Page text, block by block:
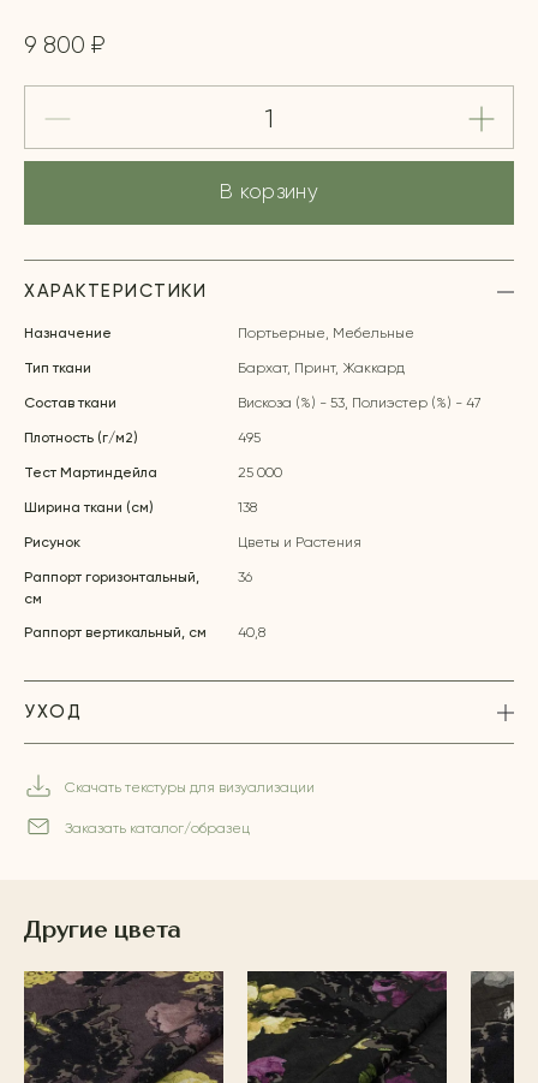
9 800 ₽
В корзину
ХАРАКТЕРИСТИКИ
Назначение Портьерные, Мебельные
Тип ткани Бархат, Принт, Жаккард
Состав ткани Вискоза (%) - 53, Полиэстер (%) - 47
Плотность (г/м2) 495
Тест Мартиндейла 25 000
Ширина ткани (см) 138
Рисунок Цветы и Растения
Раппорт горизонтальный,
см
36
Раппорт вертикальный, см 40,8
УХОД
Скачать текстуры для визуализации
Заказать каталог/образец
Другие цвета